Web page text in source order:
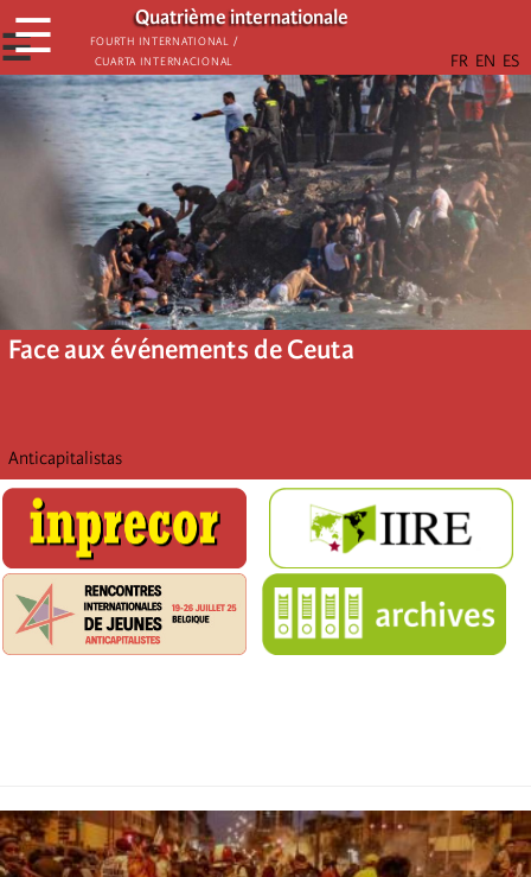
Aller
au
contenu
principal
Quatrième internationale
Fourth International /
Cuarta Internacional
☰
☰
Face aux événements de Ceuta
Anticapitalistas